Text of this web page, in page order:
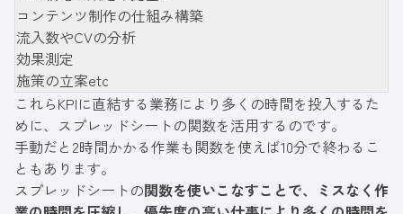
コンテンツ制作の仕組み構築
流入数やCVの分析
効果測定
施策の立案etc
これらKPIに直結する業務により多くの時間を投入するた
めに、スプレッドシートの関数を活用するのです。
手動だと2時間かかる作業も関数を使えば10分で終わるこ
ともあります。
スプレッドシートの関数を使いこなすことで、ミスなく作